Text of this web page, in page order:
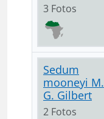
3 Fotos
Sedum
mooneyi M.
G. Gilbert
2 Fotos